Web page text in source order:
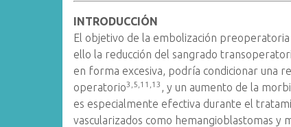
INTRODUCCIÓN
El objetivo de la embolización
ello la reducción del sangrado
en forma excesiva, podría condicionar una
operatorio3,5,11,13 , y un aumento de la
es especialmente efectiva durante el
vascularizados como hemangioblastomas y